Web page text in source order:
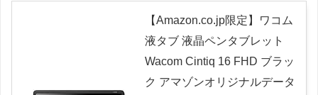
【Amazon.co.jp限定】ワコム
液タブ 液晶ペンタブレット
Wacom Cintiq 16 FHD ブラッ
ク アマゾンオリジナルデータ